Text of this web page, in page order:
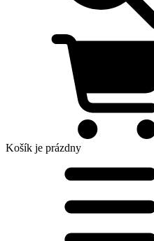
Košík je prázdny